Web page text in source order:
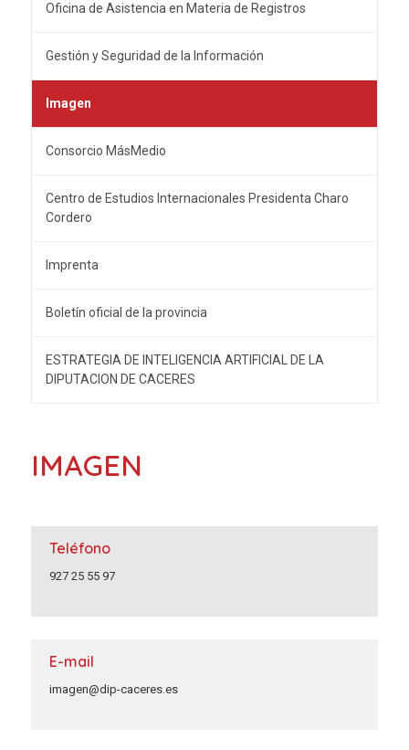
Oficina de Asistencia en Materia de Registros
Gestión y Seguridad de la Información
Imagen
Consorcio MásMedio
Centro de Estudios Internacionales Presidenta Charo
Cordero
Imprenta
Boletín oficial de la provincia
ESTRATEGIA DE INTELIGENCIA ARTIFICIAL DE LA
DIPUTACION DE CACERES
IMAGEN
Teléfono
927 25 55 97
E-mail
imagen@dip-caceres.es